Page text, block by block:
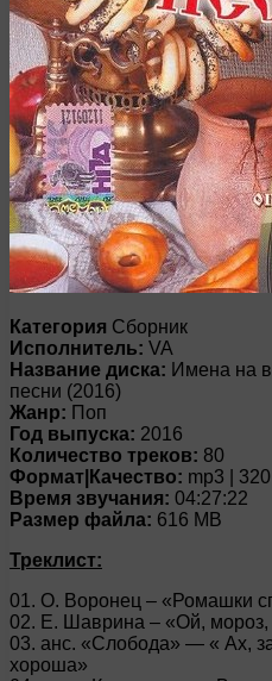
Категория Сборник
Исполнитель: VA
Название диска: Имена на
песни (2016)
Жанр: Поп
Год выпуска: 2016
Количество треков: 80
Формат|Качество: mp3 |
Время звучания: 04:27:22
Размер файла: 616 MB
Треклист:
01. О. Воронец – «Ромашки
02. Е. Шаврина – «Ой, мороз,
03. анс. «Слобода» — « Ах,
хороша»